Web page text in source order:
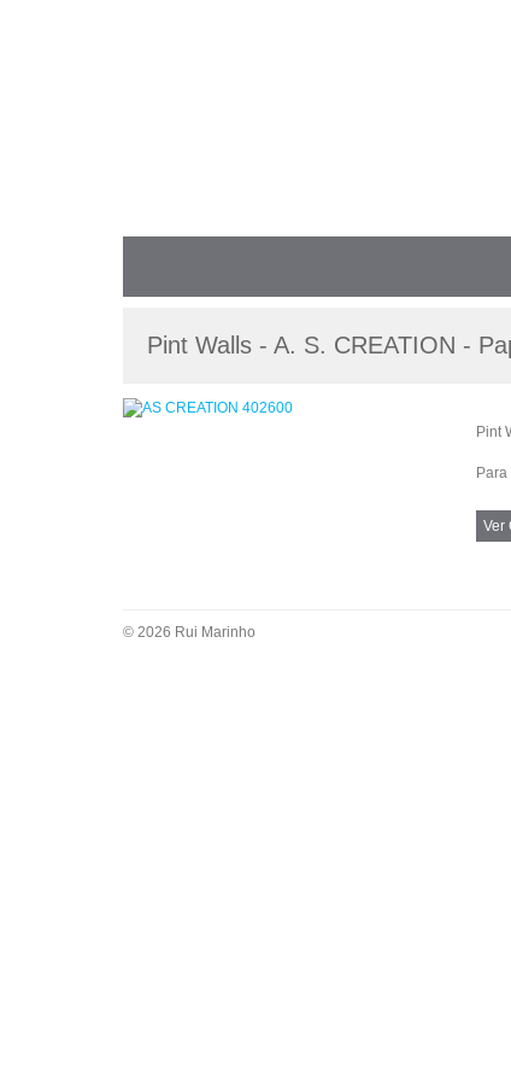
Pint Walls - A. S. CREATION -
Pint
Ver
© 2026 Rui Marinho